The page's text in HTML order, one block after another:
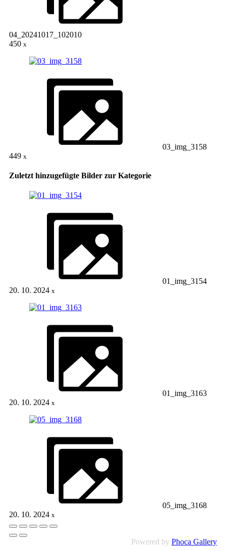
04_20241017_102010
450 x
03_img_3158
449 x
Zuletzt hinzugefügte Bilder zur Kategorie
01_img_3154
20. 10. 2024 x
01_img_3163
20. 10. 2024 x
05_img_3168
20. 10. 2024 x
Powered by Phoca Gallery